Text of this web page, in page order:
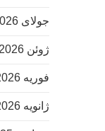
جولای 2026
ژوئن 2026
فوریه 2026
ژانویه 2026